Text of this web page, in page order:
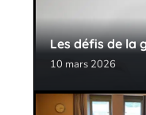
Les défis de la
10 mars 2026